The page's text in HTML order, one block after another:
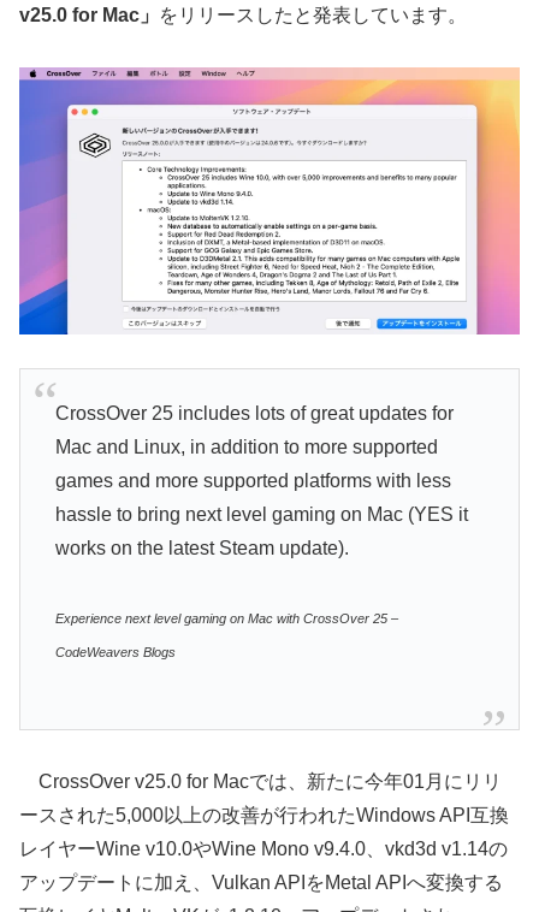
v25.0 for Mac」
をリリースしたと発表しています。
CrossOver 25 includes lots of great updates for
Mac and Linux, in addition to more supported
games and more supported platforms with less
hassle to bring next level gaming on Mac (YES it
works on the latest Steam update).
Experience next level gaming on Mac with CrossOver 25 –
CodeWeavers Blogs
CrossOver v25.0 for Macでは、新たに今年01月にリリ
ースされた5,000以上の改善が行われたWindows API互換
レイヤーWine v10.0やWine Mono v9.4.0、vkd3d v1.14の
アップデートに加え、Vulkan APIをMetal APIへ変換する